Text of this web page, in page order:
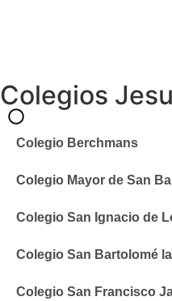
Colegios
Colegio Berchmans
Colegio Mayor de San
Colegio San Ignacio de
Colegio San Bartolomé
Colegio San Francisco